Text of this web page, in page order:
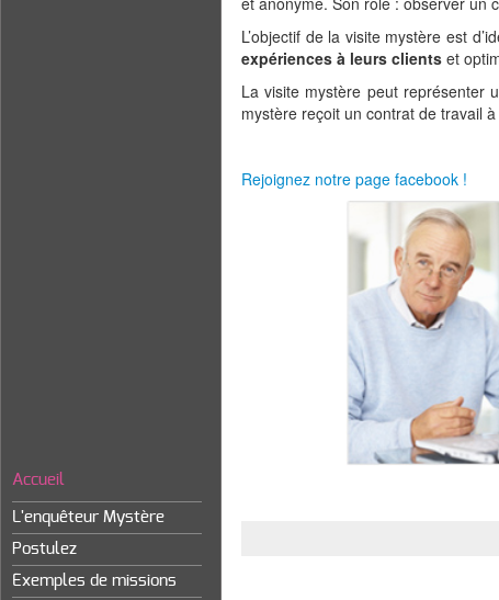
Accueil
L'enquêteur Mystère
Postulez
Exemples de missions
L’objectif de la visite mystère est
expériences à leurs clients et
La visite mystère peut représenter
mystère reçoit un contrat de travail
Rejoignez notre page facebook !